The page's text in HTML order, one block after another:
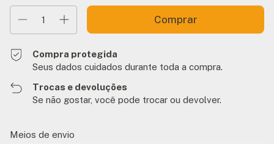
Compra protegida
Seus dados cuidados durante toda a compra.
Trocas e devoluções
Se não gostar, você pode trocar ou devolver.
Entregas para o CEP:
Meios de envio